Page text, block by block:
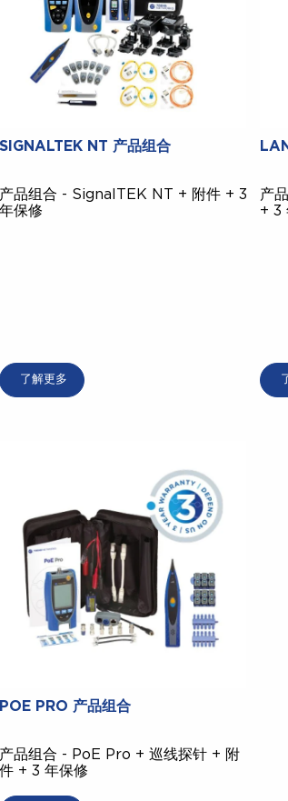
SIGNALTEK NT 产品组合
产品组合 - SignalTEK NT + 附件 + 3
年保修
了解更多
产
+ 3
POE PRO 产品组合
产品组合 - PoE Pro + 巡线探针 + 附
件 + 3 年保修